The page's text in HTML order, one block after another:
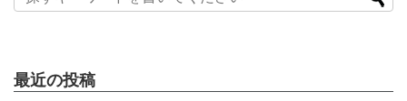
最近の投稿